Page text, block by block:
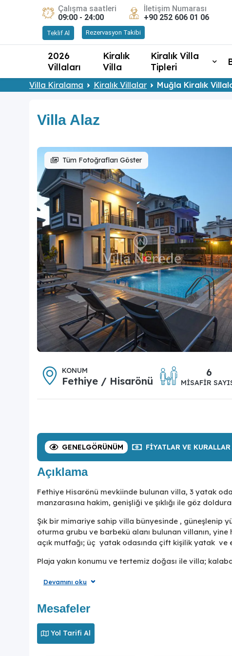
Çalışma saatleri
09:00 - 24:00
İletişim Numarası
+90 252 606 01 06
Teklif Al Rezervasyon Takibi
2026
Villaları
Kiralık
Villa
Kiralık Villa
Tipleri
Villa Kiralama Kiralık Villalar Muğla Kiralık
Villa Alaz
Tüm Fotoğrafları Göster
KONUM
Fethiye / Hisarönü
6
MISAFIR
GENELGÖRÜNÜM FIYATLAR VE KURALLAR
Açıklama
Fethiye Hisarönü mevkiinde bulunan villa, 3 yatak
manzarasına hakim, genişliği ve şıklığı ile göz
Şık bir mimariye sahip villa bünyesinde , güneşlenip
oturma grubu ve barbekü alanı bulunan villanın,
açık mutfağı; üç yatak odasında çift kişilik yatak ve
Plaja yakın konumu ve tertemiz doğası ile villa;
Sıkça Sorulan Sorular
1. Villa Alaz nerede yer alır?
2. Villa Alaz kaç kişiliktir?
Devamını oku
Mesafeler
Yol Tarifi Al